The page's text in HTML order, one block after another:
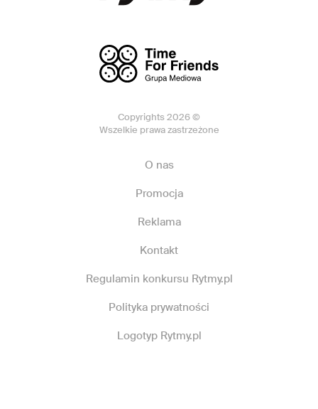
Copyrights 2026 ©
Wszelkie prawa zastrzeżone
O nas
Promocja
Reklama
Kontakt
Regulamin konkursu Rytmy.pl
Polityka prywatności
Logotyp Rytmy.pl